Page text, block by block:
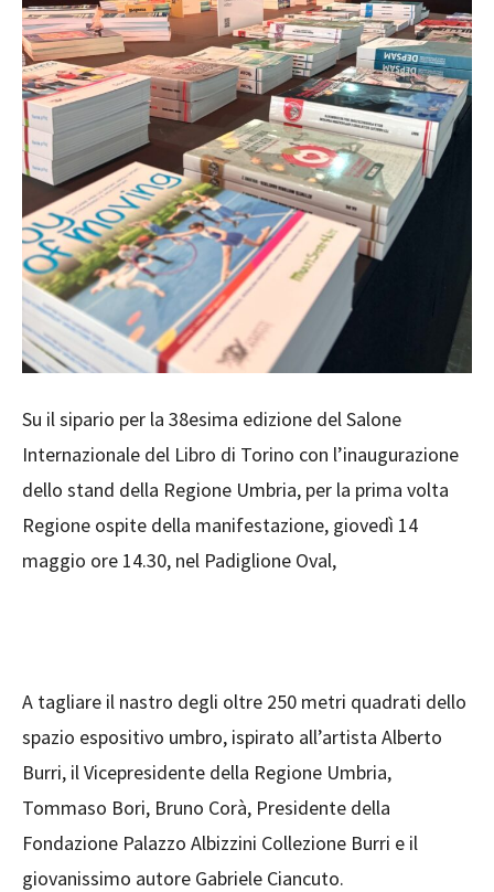
Su il sipario per la 38esima edizione del Salone
Internazionale del Libro di Torino con l’inaugurazione
dello stand della Regione Umbria, per la prima volta
Regione ospite della manifestazione, giovedì 14
maggio ore 14.30, nel Padiglione Oval,
A tagliare il nastro degli oltre 250 metri quadrati dello
spazio espositivo umbro, ispirato all’artista Alberto
Burri, il Vicepresidente della Regione Umbria,
Tommaso Bori, Bruno Corà, Presidente della
Fondazione Palazzo Albizzini Collezione Burri e il
giovanissimo autore Gabriele Ciancuto.